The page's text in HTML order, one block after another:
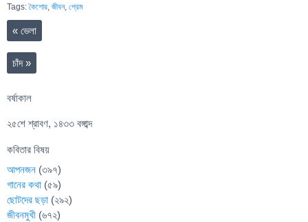
Tags:কৈশোর, জীবন, প্রেম
« ভেলা
চাঁদ»
বর্ষাকাল
২৫শে শ্রাবণ, ১৪৩৩ বঙ্গাব্দ
কবিতার বিষয়
আপনজন (৩৯৭)
গানের কথা (৫৯)
ছোটদের ছড়া (২৯২)
জীবনমুখী (৬৭২)